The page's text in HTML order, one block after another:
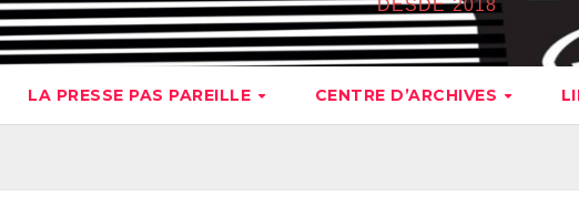
DESDE 2018
LA PRESSE PAS PAREILLE CENTRE D’ARCHIVES